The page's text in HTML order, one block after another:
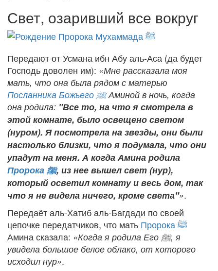
Свет, озаривший все вокруг
Передают от Усмана ибн Абу аль-Аса (да будет
Господь доволен им): «Мне рассказала моя
мать, что она была рядом с матерью
Посланника Божьего ﷺАминой в ночь, когда
она родила: "Все то, на что я смотрела в
этой комнате, было освещено светом
(нуром). Я посмотрела на звезды, они были
настолько близки, что я подумала, что они
упадут на меня. А когда Амина родила
Пророкаﷺ, из нее вышел свет (нур),
который осветил комнату и весь дом, так
что я не видела ничего, кроме света"».
Передаёт аль-Хатиб аль-Багдади по своей
цепочке передатчиков, что мать Пророка ﷺ
Амина сказала: «Когда я родила Его ﷺ, я
увидела большое белое облако, от которого
исходил нур».